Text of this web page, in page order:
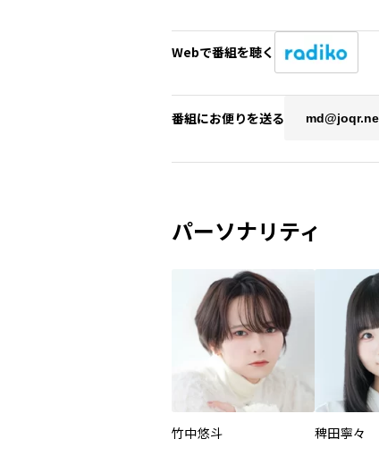
Webで番組を聴く
番組にお便りを送る
パーソナリティ
竹中悠斗 稗田寧々